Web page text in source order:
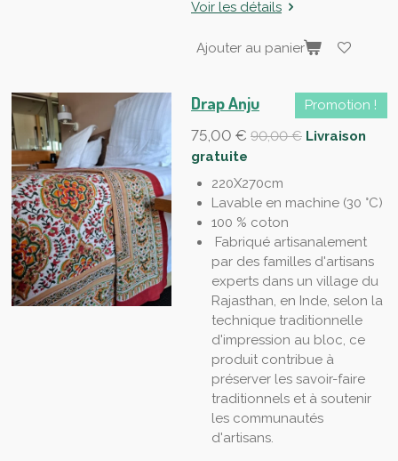
Voir les détails
Ajouter au panier
Promotion !
Drap Anju
75,00 € 90,00 € Livraison
gratuite
220X270cm
Lavable en machine (30 °C)
100 % coton
Fabriqué artisanalement
par des familles d'artisans
experts dans un village du
Rajasthan, en Inde, selon la
technique traditionnelle
d'impression au bloc, ce
produit contribue à
préserver les savoir-faire
traditionnels et à soutenir
les communautés
d'artisans.